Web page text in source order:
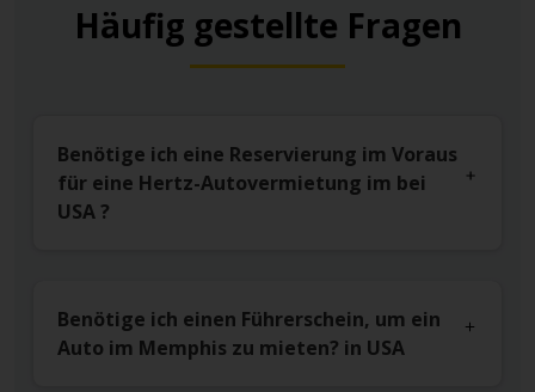
Häufig gestellte Fragen
Benötige ich eine Reservierung im Voraus
für eine Hertz-Autovermietung im bei
USA ?
Benötige ich einen Führerschein, um ein
Auto im Memphis zu mieten? in USA